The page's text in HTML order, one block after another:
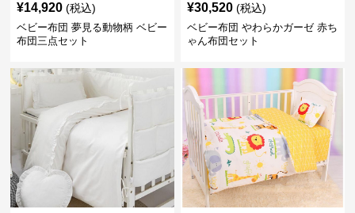
¥14,920 (税込)
ベビー布団 夢見る動物柄 ベビー
布団三点セット
¥30,520 (税込)
ベビー布団 やわらかガーゼ 赤ち
ゃん布団セット